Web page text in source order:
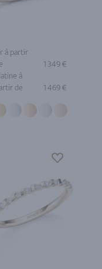
à partir
1 349 €
à
de
1 469 €